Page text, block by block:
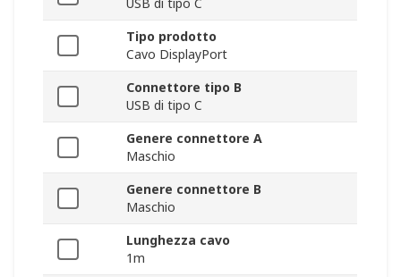
USB di tipo C
Tipo prodotto
Cavo DisplayPort
Connettore tipo B
USB di tipo C
Genere connettore A
Maschio
Genere connettore B
Maschio
Lunghezza cavo
1m